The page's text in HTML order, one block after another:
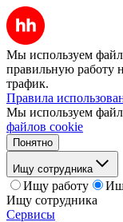
Мы используем
правильную работу
трафик.
Правила
Мы используем
файлов cookie
Понятно
Ищу сотрудника
Ищу работу
Ищу сотрудника
Сервисы